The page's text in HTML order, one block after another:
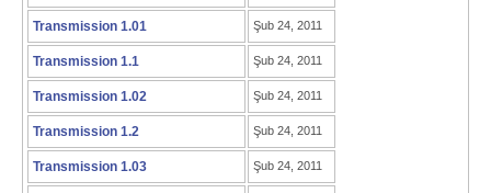
Transmission 1.01 Şub 24, 2011
Transmission 1.1 Şub 24, 2011
Transmission 1.02 Şub 24, 2011
Transmission 1.2 Şub 24, 2011
Transmission 1.03 Şub 24, 2011